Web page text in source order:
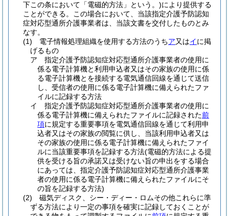
下この条において「電磁的方法」という。)により提供する
ことができる。
この場合において、当該指定介護予防認知
症対応型通所介護事業者は、当該文書を交付したものとみ
なす。
(1)
電子情報処理組織を使用する方法のうちア又はイに掲
げるもの
ア
指定介護予防認知症対応型通所介護事業者の使用に
係る電子計算機と利用申込者又はその家族の使用に係
る電子計算機とを接続する電気通信回線を通じて送信
し、受信者の使用に係る電子計算機に備えられたファ
イルに記録する方法
イ
指定介護予防認知症対応型通所介護事業者の使用に
係る電子計算機に備えられたファイルに記録された前
項に規定する重要事項を電気通信回線を通じて利用申
込者又はその家族の閲覧に供し、当該利用申込者又は
その家族の使用に係る電子計算機に備えられたファイ
ルに当該重要事項を記録する方法(電磁的方法による提
供を受ける旨の承諾又は受けない旨の申出をする場合
にあっては、指定介護予防認知症対応型通所介護事業
者の使用に係る電子計算機に備えられたファイルにそ
の旨を記録する方法)
(2)
磁気ディスク、シー・ディー・ロムその他これらに準
ずる方法により一定の事項を確実に記録しておくことが